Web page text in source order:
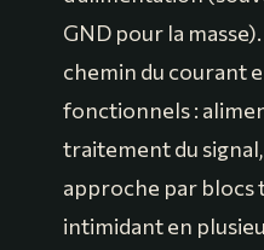
GND pour la
chemin du courant
fonctionnels :
traitement du
approche par blocs
intimidant en